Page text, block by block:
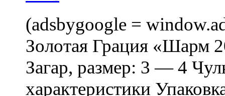
(adsbygoogle =
Золотая Грация «Шарм
Загар, размер: 3 — 4
характеристики